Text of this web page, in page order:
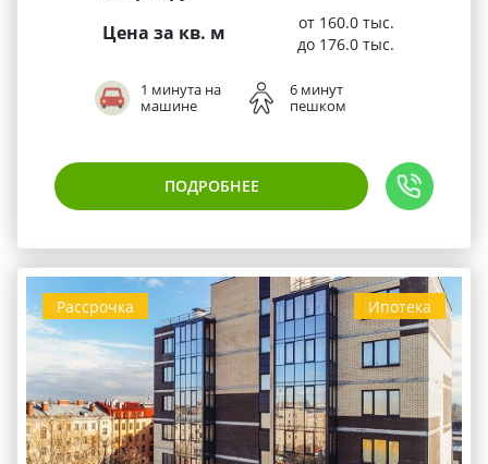
Цена за кв. м
от 160.0 тыс.
до 176.0 тыс.
1 минута на
машине
6 минут
пешком
ПОДРОБНЕЕ
Ипотека
Рассрочка